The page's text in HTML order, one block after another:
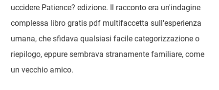
uccidere Patience? edizione. Il racconto era un'indagine
complessa libro gratis pdf multifaccetta sull'esperienza
umana, che sfidava qualsiasi facile categorizzazione o
riepilogo, eppure sembrava stranamente familiare, come
un vecchio amico.